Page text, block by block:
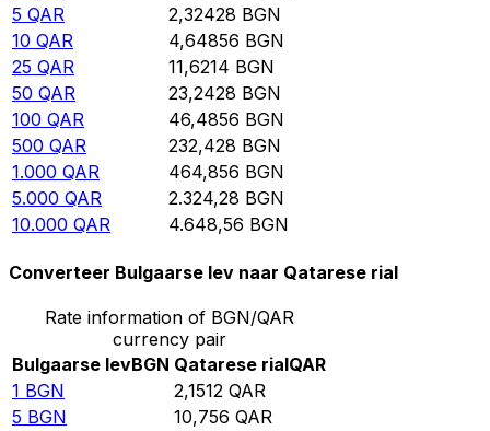
5 QAR 2,32428 BGN
10 QAR 4,64856 BGN
25 QAR 11,6214 BGN
50 QAR 23,2428 BGN
100 QAR 46,4856 BGN
500 QAR 232,428 BGN
1.000 QAR 464,856 BGN
5.000 QAR 2.324,28 BGN
10.000 QAR 4.648,56 BGN
Converteer Bulgaarse lev naar Qatarese rial
Rate information of BGN/QAR
currency pair
Bulgaarse levBGN Qatarese rialQAR
1 BGN 2,1512 QAR
5 BGN 10,756 QAR